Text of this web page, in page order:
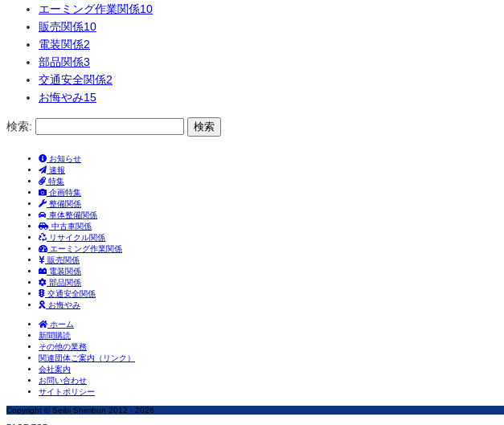
エーミング作業関係10
販売関係10
電装関係2
部品関係3
交通安全関係2
お悔やみ15
検索:
お知らせ
速報
特集
企画特集
整備関係
車体整備関係
中古車関係
リサイクル関係
エーミング作業関係
販売関係
電装関係
部品関係
交通安全関係
お悔やみ
ホーム
新聞購読
その他の業務
関連団体ご案内（リンク）
会社案内
お問い合わせ
サイトポリシー
Copyright © Seibi Shimbun 2012 - 2026